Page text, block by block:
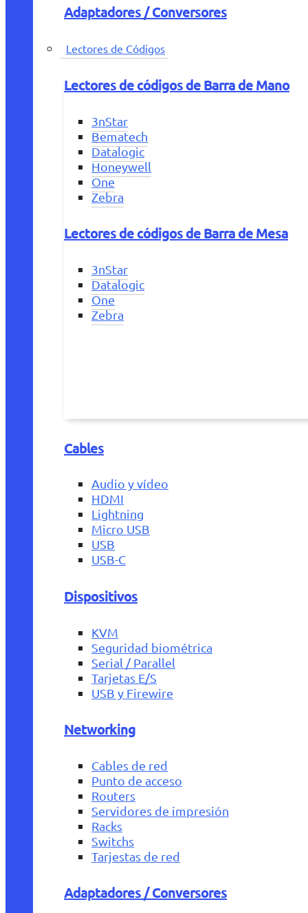
Adaptadores / Conversores
Lectores de Códigos
Lectores de códigos de Barra de Mano
3nStar
Bematech
Datalogic
Honeywell
One
Zebra
Lectores de códigos de Barra de Mesa
3nStar
Datalogic
One
Zebra
Cables
Audio y vídeo
HDMI
Lightning
Micro USB
USB
USB-C
Dispositivos
KVM
Seguridad biométrica
Serial / Parallel
Tarjetas E/S
USB y Firewire
Networking
Cables de red
Punto de acceso
Routers
Servidores de impresión
Racks
Switchs
Tarjestas de red
Adaptadores / Conversores